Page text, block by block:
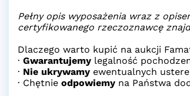
Pełny opis wyposażenia wraz z
certyfikowanego rzeczoznawcę
Dlaczego warto kupić na aukcji
· Gwarantujemy legalność
· Nie ukrywamy ewentualnych
· Chętnie odpowiemy na Państwa